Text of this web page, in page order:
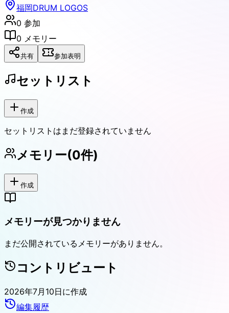
福岡DRUM LOGOS
0 参加
0 メモリー
共有 参加表明
セットリスト
作成
セットリストはまだ登録されていません
メモリー(0件)
作成
メモリーが見つかりません
まだ公開されているメモリーがありません。
コントリビュート
2026年7月10日に作成
編集履歴